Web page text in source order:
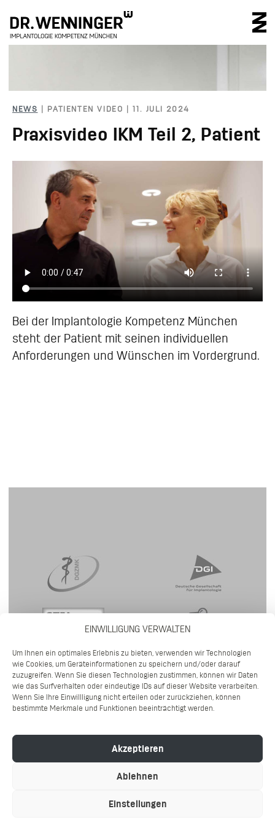
EINWILLIGUNG VERWALTEN
Um Ihnen ein optimales Erlebnis zu bieten, verwenden wir Technologien
wie Cookies, um Geräteinformationen zu speichern und/oder darauf
zuzugreifen. Wenn Sie diesen Technologien zustimmen, können wir Daten
wie das Surfverhalten oder eindeutige IDs auf dieser Website verarbeiten.
Wenn Sie Ihre Einwillligung nicht erteilen oder zurückziehen, können
bestimmte Merkmale und Funktionen beeinträchtigt werden.
Akzeptieren
Ablehnen
Einstellungen
NEWS | PATIENTEN VIDEO | 11. JULI 2024
Praxisvideo IKM Teil 2, Patient
Bei der Implantologie Kompetenz München
steht der Patient mit seinen individuellen
Anforderungen und Wünschen im Vordergrund.
©2026 DR. WENNINGER IMPLANTOLOGIE | GÖRRESSTRASSE 39 | 80798 M
ÜNCHEN | TEL (089) 954 10 900 | IMPRESSUM